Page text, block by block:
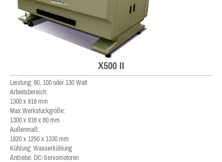
X500 II
Leistung: 80, 100 oder 130 Watt
Arbeitsbereich:
1300 x 916 mm
Max Werkstückgröße:
1300 x 916 x 60 mm
Außenmaß:
1820 x 1250 x 1330 mm
Kühlung: Wasserkühlung
Antriebe: DC-Servomotoren